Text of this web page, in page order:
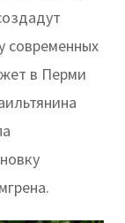
современных
в Перми